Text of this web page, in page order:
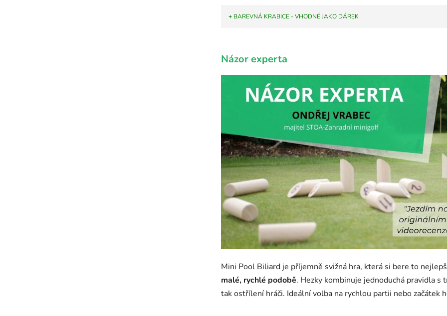
+ BAREVNÁ KRABICE - VHODNÉ JAKO DÁREK
Názor experta
Mini Pool Biliard je příjemně svižná hra, která si bere to
malé, rychlé podobě. Hezky kombinuje jednoduchá pravidla s
tak ostřílení hráči. Ideální volba na rychlou partii nebo začátek